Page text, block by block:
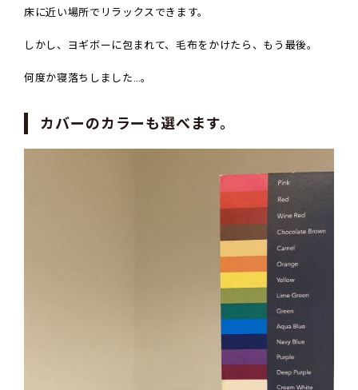
床に近い場所でリラックスできます。
しかし、ヨギボーに包まれて、毛布をかけたら、もう最後。
何度か寝落ちしました…。
カバーのカラーも選べます。